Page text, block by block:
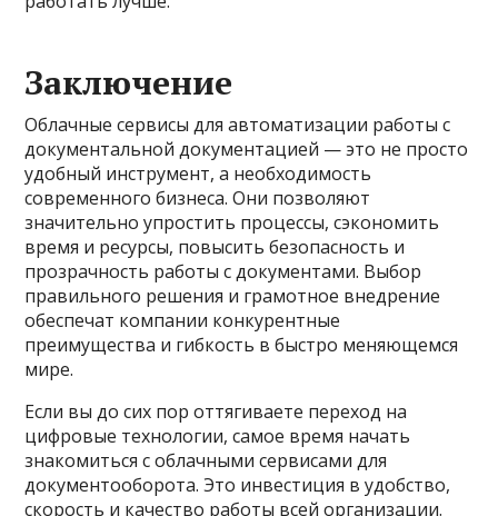
Заключение
Облачные сервисы для автоматизации работы с
документальной документацией — это не просто
удобный инструмент, а необходимость
современного бизнеса. Они позволяют
значительно упростить процессы, сэкономить
время и ресурсы, повысить безопасность и
прозрачность работы с документами. Выбор
правильного решения и грамотное внедрение
обеспечат компании конкурентные
преимущества и гибкость в быстро меняющемся
мире.
Если вы до сих пор оттягиваете переход на
цифровые технологии, самое время начать
знакомиться с облачными сервисами для
документооборота. Это инвестиция в удобство,
скорость и качество работы всей организации.